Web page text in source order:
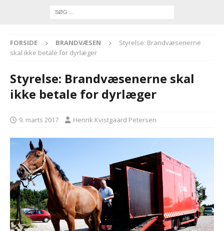
FORSIDE BRANDVÆSEN
Styrelse: Brandvæsenerne
skal ikke betale for dyrlæger
Styrelse: Brandvæsenerne skal
ikke betale for dyrlæger
9. marts 2017 Henrik Kvistgaard Petersen